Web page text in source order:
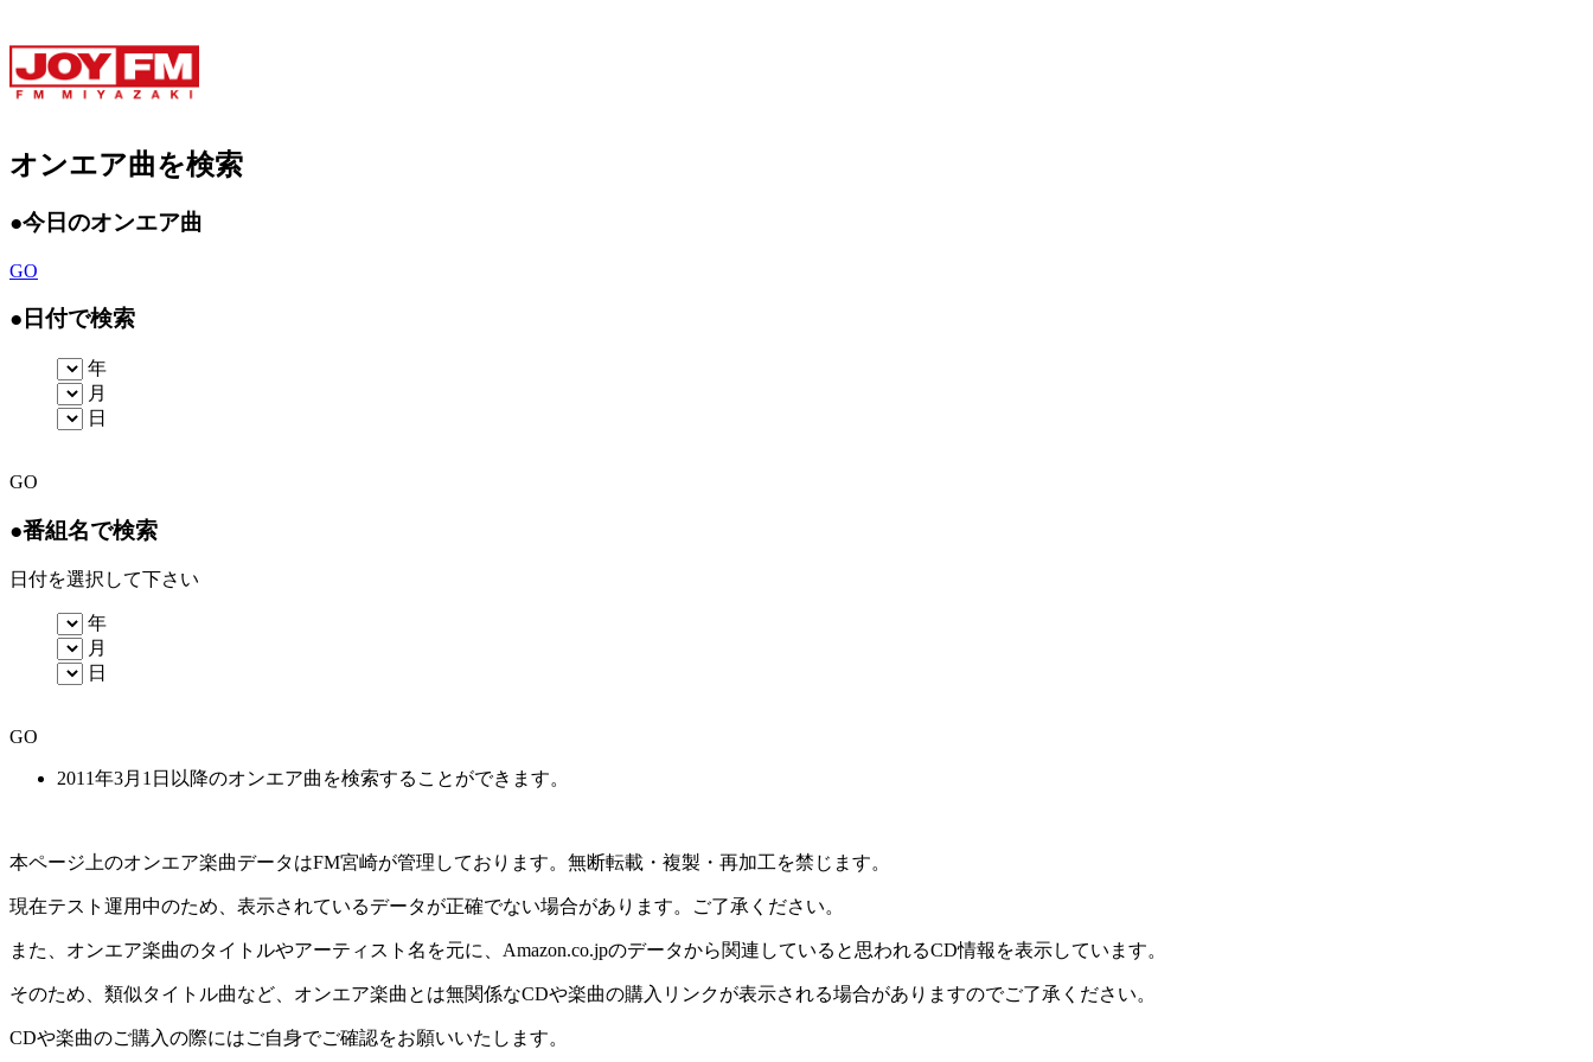
オンエア曲を検索
●今日のオンエア曲
GO
● 日付で検索
年
月
日
GO
●番組名で検索
日付を選択して下さい
年
月
日
GO
2011年3月1日以降のオンエア曲を検索することができます。
本ページ上のオンエア楽曲データはFM宮崎が管理しております。無断転載・複製・再加工を禁じます。
現在テスト運用中のため、表示されているデータが正確でない場合があります。ご了承ください。
また、オンエア楽曲のタイトルやアーティスト名を元に、Amazon.co.jpのデータから関連していると思われるCD情報を表示しています。
そのため、類似タイトル曲など、オンエア楽曲とは無関係なCDや楽曲の購入リンクが表示される場合がありますのでご了承ください。
CDや楽曲のご購入の際にはご自身でご確認をお願いいたします。